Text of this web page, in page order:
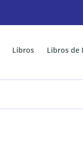
Libros Libros de